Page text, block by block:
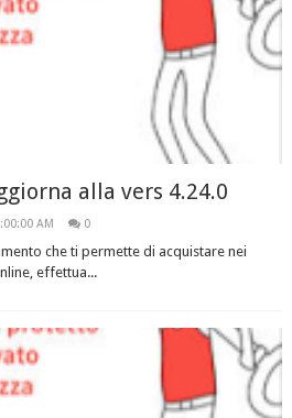
alla vers 4.24.0
AM 0
che ti permette di acquistare nei
effettua...